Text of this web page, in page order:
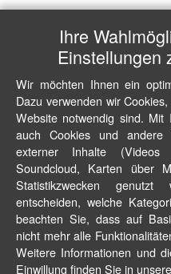
Ihre
Einstellungen
Wir möchten Ihnen ein
Dazu verwenden wir
Website notwendig sind.
auch Cookies und andere
externer Inhalte
Soundcloud, Karten über
Statistikzwecken
entscheiden, welche
beachten Sie, dass auf
nicht mehr alle
Weitere Informationen und
Einwillung finden Sie in